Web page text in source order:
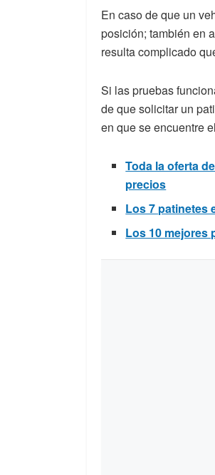
En caso de que un
posición; también en
resulta complicado
Si las pruebas
de que solicitar un
en que se encuentre
Toda la oferta
precios
Los 7 patinetes
Los 10 mejores